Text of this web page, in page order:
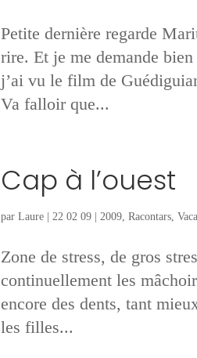
Petite dernière regarde
rire. Et je me demande
j’ai vu le film de
Va falloir que...
Cap à l’ouest
par Laure| 22 02 09| 2009, Racontars,
Zone de stress, de gros
continuellement les
encore des dents, tant
les filles...